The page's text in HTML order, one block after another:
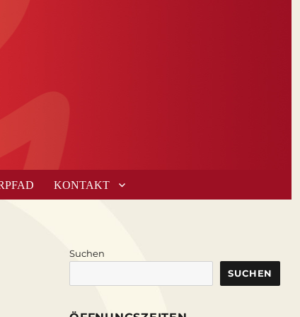
KONTAKT
Suchen
SUCHEN